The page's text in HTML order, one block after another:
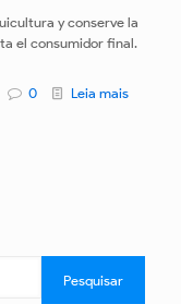
y conserve la
el consumidor final.
0 Leia mais
Pesquisar